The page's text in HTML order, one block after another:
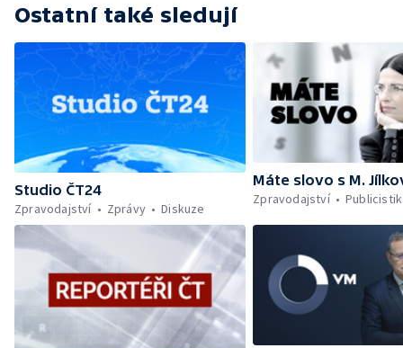
Ostatní také sledují
Studio ČT24
Zpravodajství
Zprávy Diskuze
Máte slovo s M.
Zpravodajství